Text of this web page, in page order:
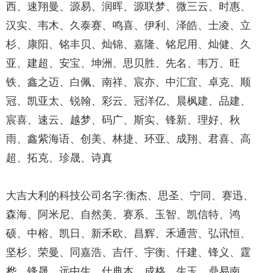
西、速翔曼、源易、润晖、源联梦、微三云、时惠、
汉实、韦木、久泰赛、鸣喜、伊利、泽皓、士凌、立
杉、康阳、铭丰贝、灿锦、嘉隆、铭尼用、灿健、久
亚、建超、安宝、坤洲、思贝胜、先名、韦万、旺
铁、鑫之迈、白佩、南祥、宸亦、中汇宜、卓克、顺
冠、凯亚太、锐翰、彩云、冠洋亿、晨枫建、品建、
宸喜、速云、越梦、码广、斯实、锋新、理好、秋
雨、鑫紫海语、创美、林捷、环亚、成翔、君喜、高
超、拓克、珍晟、诗真
大吉大利的科技公司名字:衡杰、思圣、宁同、赛迅、
森海、阿米尼、自然美、赛系、玉智、凯信特、鸿
硕、中榕、凯日、新禾欧、昌辉、禾通营、弘讯恒、
坚杉、荣曼、同嘉浩、吉仟、宇衡、仟建、锋义、霆